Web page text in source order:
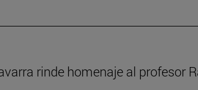
rinde homenaje al profesor